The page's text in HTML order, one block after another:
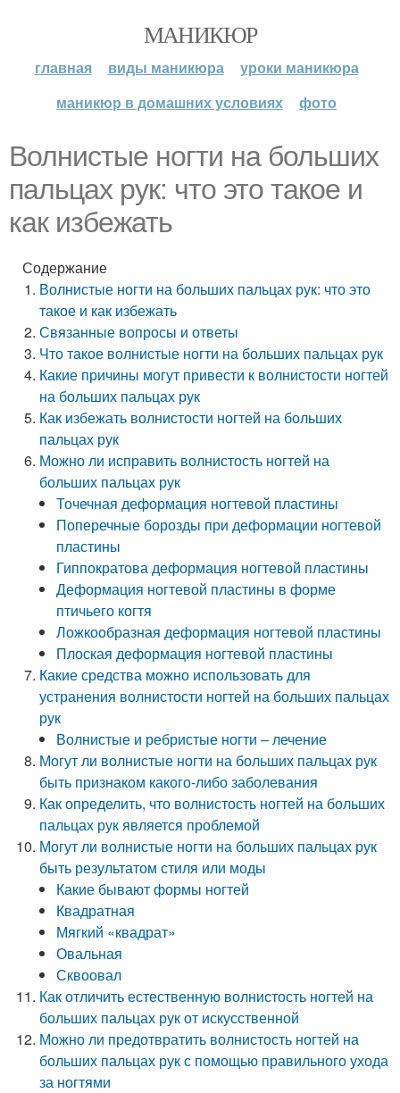
МАНИКЮР
главная виды маникюра
уроки маникюра
маникюр в домашних условиях
фото
Волнистые ногти на больших
пальцах рук: что это такое и
как избежать
Содержание
Волнистые ногти на больших пальцах рук: что это
такое и как избежать
Связанные вопросы и ответы
Что такое волнистые ногти на больших пальцах рук
Какие причины могут привести к волнистости ногтей
на больших пальцах рук
Как избежать волнистости ногтей на больших
пальцах рук
Можно ли исправить волнистость ногтей на
больших пальцах рук
Точечная деформация ногтевой пластины
Поперечные борозды при деформации ногтевой
пластины
Гиппократова деформация ногтевой пластины
Деформация ногтевой пластины в форме
птичьего когтя
Ложкообразная деформация ногтевой пластины
Плоская деформация ногтевой пластины
Какие средства можно использовать для
устранения волнистости ногтей на больших пальцах
рук
Волнистые и ребристые ногти – лечение
Могут ли волнистые ногти на больших пальцах рук
быть признаком какого-либо заболевания
Как определить, что волнистость ногтей на больших
пальцах рук является проблемой
Могут ли волнистые ногти на больших пальцах рук
быть результатом стиля или моды
Какие бывают формы ногтей
Квадратная
Мягкий «квадрат»
Овальная
Сквоовал
Как отличить естественную волнистость ногтей на
больших пальцах рук от искусственной
Можно ли предотвратить волнистость ногтей на
больших пальцах рук с помощью правильного ухода
за ногтями